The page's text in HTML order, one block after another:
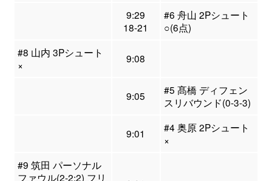
9:29
18-21
#6 舟山 2Pシュート
○(6点)
#8 山内 3Pシュート
×
9:08
9:05
#5 髙橋 ディフェン
スリバウンド(0-3-3)
9:01
#4 奥原 2Pシュート
×
#9 筑田 パーソナル
ファウル(2-2:2) フリ